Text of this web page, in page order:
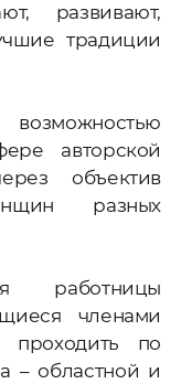
развивают,
традиции
авторской
объектив
разных
работницы
членами
проходить по
– областной и